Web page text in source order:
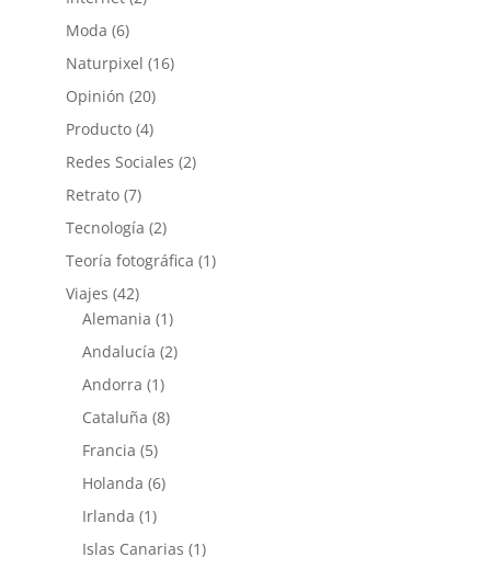
Moda (6)
Naturpixel (16)
Opinión (20)
Producto(4)
Redes Sociales (2)
Retrato(7)
Tecnología (2)
Teoría fotográfica (1)
Viajes (42)
Alemania (1)
Andalucía (2)
Andorra (1)
Cataluña (8)
Francia (5)
Holanda (6)
Irlanda (1)
Islas Canarias (1)